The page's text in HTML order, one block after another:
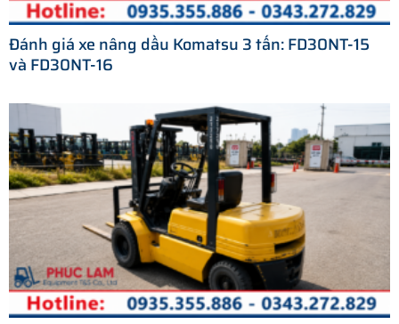
Đánh giá xe nâng dầu Komatsu 3 tấn: FD30NT-15
và FD30NT-16